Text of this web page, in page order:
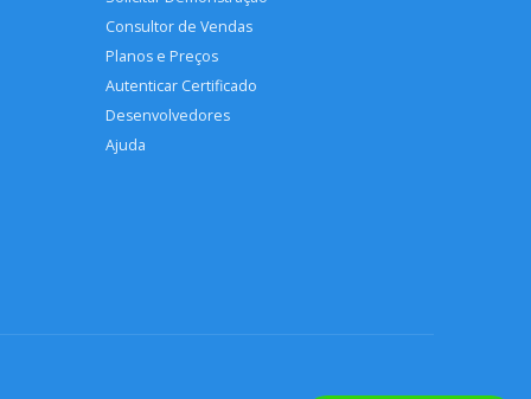
Consultor de Vendas
Planos e Preços
Autenticar Certificado
Desenvolvedores
Ajuda